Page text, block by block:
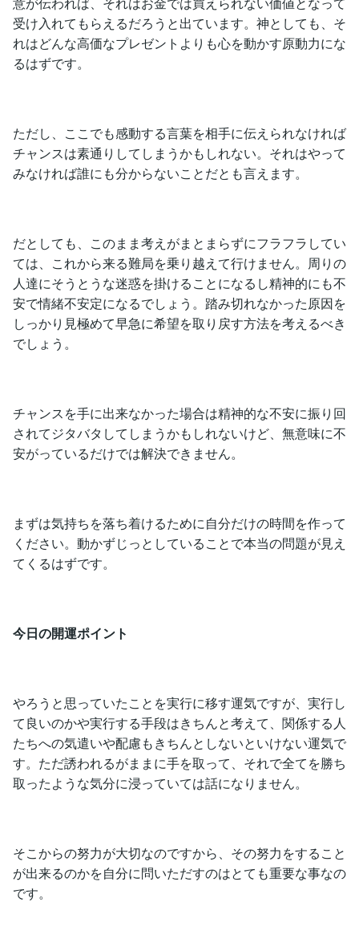
受け入れてもらえるだろうと出ています。神としても、そ
れはどんな高価なプレゼントよりも心を動かす原動力にな
るはずです。
ただし、ここでも感動する言葉を相手に伝えられなければ
チャンスは素通りしてしまうかもしれない。それはやって
みなければ誰にも分からないことだとも言えます。
だとしても、このまま考えがまとまらずにフラフラしてい
ては、これから来る難局を乗り越えて行けません。周りの
人達にそうとうな迷惑を掛けることになるし精神的にも不
安で情緒不安定になるでしょう。踏み切れなかった原因を
しっかり見極めて早急に希望を取り戻す方法を考えるべき
でしょう。
チャンスを手に出来なかった場合は精神的な不安に振り回
されてジタバタしてしまうかもしれないけど、無意味に不
安がっているだけでは解決できません。
まずは気持ちを落ち着けるために自分だけの時間を作って
ください。動かずじっとしていることで本当の問題が見え
てくるはずです。
今日の開運ポイント
やろうと思っていたことを実行に移す運気ですが、実行し
て良いのかや実行する手段はきちんと考えて、関係する人
たちへの気遣いや配慮もきちんとしないといけない運気で
す。ただ誘われるがままに手を取って、それで全てを勝ち
取ったような気分に浸っていては話になりません。
そこからの努力が大切なのですから、その努力をすること
が出来るのかを自分に問いただすのはとても重要な事なの
です。